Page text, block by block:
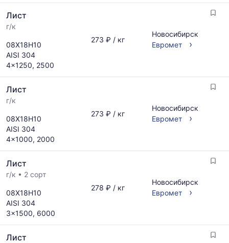
актуальным
предложениям
и
по
мере
обновления
прайс-
листов.
Лист
г/к
08Х18Н10
AISI 304
4x1250, 2500
273 ₽ / кг
Новосибирск
Евромет
›
Лист
г/к
08Х18Н10
AISI 304
4x1000, 2000
273 ₽ / кг
Новосибирск
Евромет
›
Лист
г/к • 2 сорт
08Х18Н10
AISI 304
3x1500, 6000
278 ₽ / кг
Новосибирск
Евромет
›
Лист